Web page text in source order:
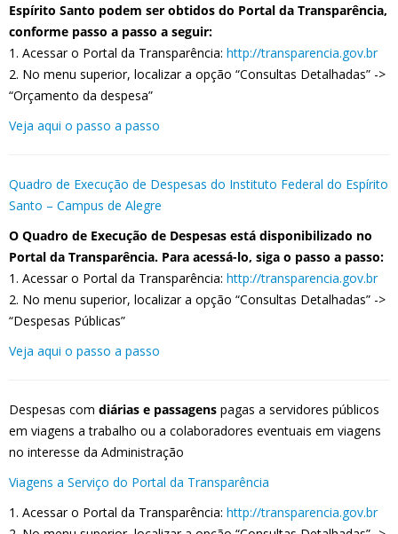
Espírito Santo podem ser obtidos do Portal da Transparência,
conforme passo a passo a seguir:
1. Acessar o Portal da Transparência: http://transparencia.gov.br
2. No menu superior, localizar a opção “Consultas Detalhadas” ->
“Orçamento da despesa”
Veja aqui o passo a passo
Quadro de Execução de Despesas do Instituto Federal do Espírito
Santo – Campus de Alegre
O Quadro de Execução de Despesas está disponibilizado no
Portal da Transparência. Para acessá-lo, siga o passo a passo:
1. Acessar o Portal da Transparência: http://transparencia.gov.br
2. No menu superior, localizar a opção “Consultas Detalhadas” ->
“Despesas Públicas”
Veja aqui o passo a passo
Despesas com diárias e passagens pagas a servidores públicos
em viagens a trabalho ou a colaboradores eventuais em viagens
no interesse da Administração
Viagens a Serviço do Portal da Transparência
1. Acessar o Portal da Transparência: http://transparencia.gov.br